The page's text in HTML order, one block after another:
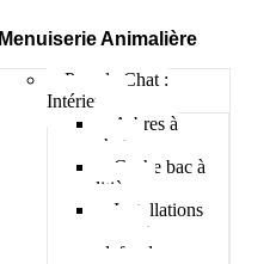
Menuiserie Animalière
Pour le Chat :
Intérieur
Arbres à
chat
Cache bac à
litière
Installations
murs et
plafonds